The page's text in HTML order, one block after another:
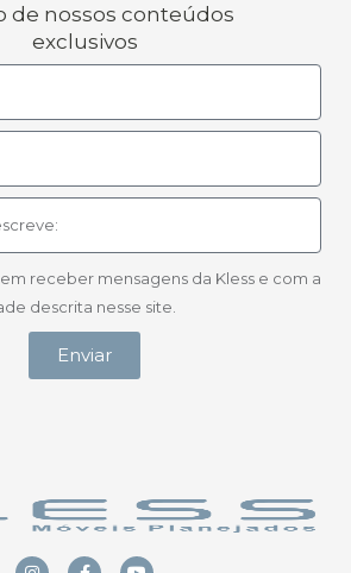
de nossos conteúdos
exclusivos
receber mensagens da Kless e com a
descrita nesse site.
Enviar